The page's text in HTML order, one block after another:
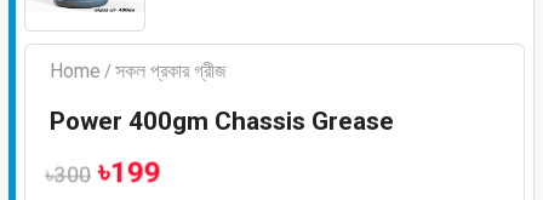
Home / সকল প্রকার গ্রীজ
Power 400gm Chassis Grease
৳300 ৳199